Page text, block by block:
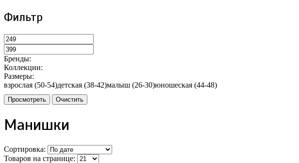
Фильтр
Бренды:
Коллекции:
Размеры:
взрослая (50-54)детская (38-42)малыш (26-30)юношеская (44-48)
Просмотреть Очистить
Манишки
Сортировка:
Товаров на странице: